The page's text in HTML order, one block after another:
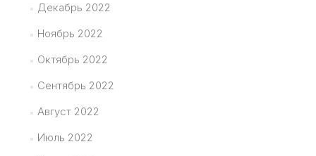
Декабрь 2022
Ноябрь 2022
Октябрь 2022
Сентябрь 2022
Август 2022
Июль 2022